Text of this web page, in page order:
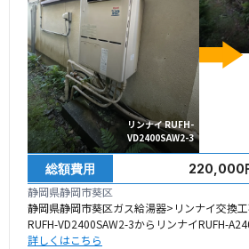
リンナイ RUFH-
VD2400SAW2-3
総額費用 220,000
静岡県静岡市葵区
静岡県静岡市葵区ガス給湯器>リンナイ交換
RUFH-VD2400SAW2-3からリンナイRUFH-
詳しくはこちら